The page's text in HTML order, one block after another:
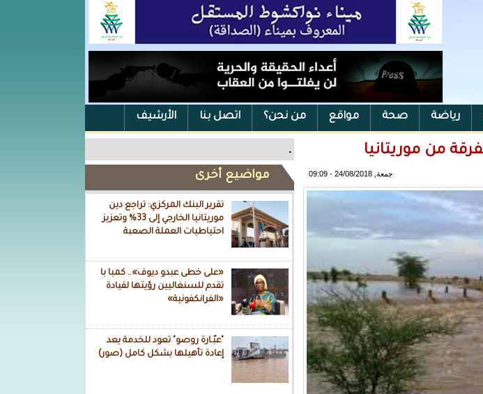
رياضة صحة مواقع من نحن؟ اتصل بنا الأرشيف
.
مواضيع أخرى
تقرير البنك المركزي: تراجع دين
موريتانيا الخارجي إلى 33% وتعزيز
احتياطيات العملة الصعبة
«على خطى عبدو ديوف».. كمبا با
تقدم للسنغاليين رؤيتها لقيادة
«الفرانكفونية»
"عبّـارة روصو" تعود للخدمة بعد
إعادة تأهيلها بشكل كامل (صور)
جمعة, 24/08/2018 - 09:09